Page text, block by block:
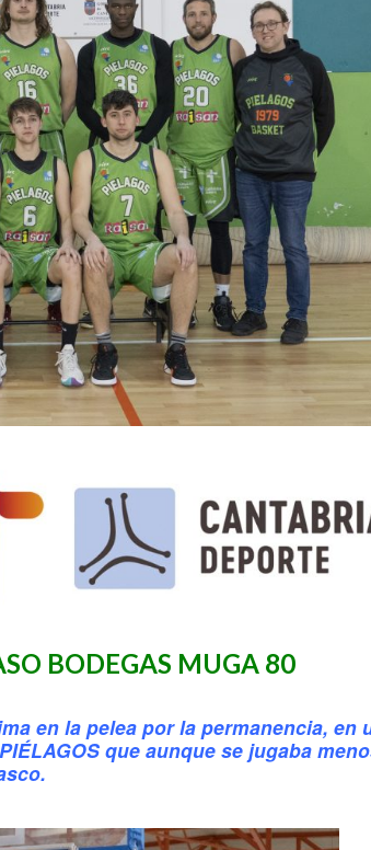
BODEGAS MUGA 80
en la pelea por la permanencia, en
que aunque se jugaba